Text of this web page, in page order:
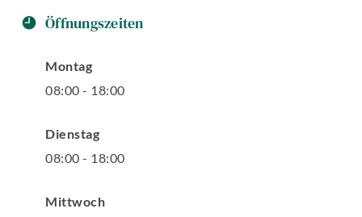
Öffnungszeiten
Montag
08:00 - 18:00
Dienstag
08:00 - 18:00
Mittwoch